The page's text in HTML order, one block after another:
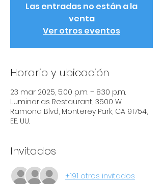
Las entradas no están a la
venta
Ver otros eventos
Horario y ubicación
23 mar 2025, 5:00 p.m. – 8:30 p.m.
Luminarias Restaurant, 3500 W
Ramona Blvd, Monterey Park, CA 91754,
EE. UU.
Invitados
+191 otros invitados